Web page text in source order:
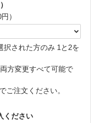
）
択された方のみ 1と2を
方変更すべて可能で
ご注文ください。
ください